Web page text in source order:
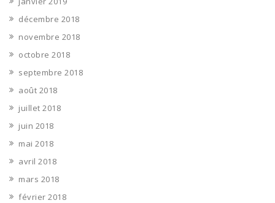
décembre 2018
novembre 2018
octobre 2018
septembre 2018
août 2018
juillet 2018
juin 2018
mai 2018
avril 2018
mars 2018
février 2018